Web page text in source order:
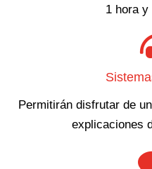
1 hora y
Permitirán disfrutar de
explicaciones